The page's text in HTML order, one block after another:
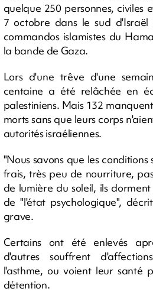
quelque 250 personnes, civiles
7 octobre dans le sud
commandos islamistes du
la bande de Gaza.
Lors d'une trêve d'une
centaine a été relâchée en
palestiniens. Mais 132
morts sans que leurs corps
autorités israéliennes.
"Nous savons que les
frais, très peu de nourriture,
de lumière du soleil, ils
de "l'état psychologique",
grave.
Certains ont été enlevés
d'autres souffrent
l'asthme, ou voient leur santé
détention.